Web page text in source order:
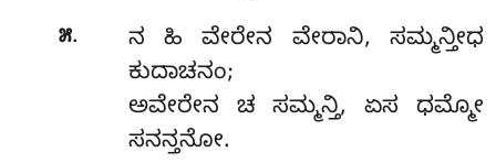
೫. ನಹಿ ವೇರೇನ ವೇರಾನಿ, ಸಮ್ಮನ್ತೀಧ
ಕುದಾಚನಂ;
ಅವೇರೇನ ಚ ಸಮ್ಮನ್ತಿ, ಏಸ ಧಮ್ಮೋ
ಸನನ್ತನೋ.